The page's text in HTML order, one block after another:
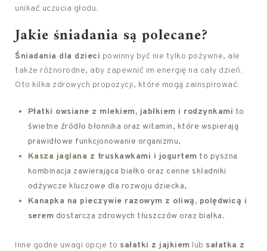
unikać uczucia głodu.
Jakie śniadania są polecane?
Śniadania dla dzieci powinny być nie tylko pożywne, ale
także różnorodne, aby zapewnić im energię na cały dzień.
Oto kilka zdrowych propozycji, które mogą zainspirować:
Płatki owsiane z mlekiem, jabłkiem i rodzynkami to
świetne źródło błonnika oraz witamin, które wspierają
prawidłowe funkcjonowanie organizmu,
Kasza jaglana z truskawkami i jogurtem to pyszna
kombinacja zawierająca białko oraz cenne składniki
odżywcze kluczowe dla rozwoju dziecka,
Kanapka na pieczywie razowym z oliwą, polędwicą i
serem dostarcza zdrowych tłuszczów oraz białka.
Inne godne uwagi opcje to sałatki z jajkiem lub sałatka z